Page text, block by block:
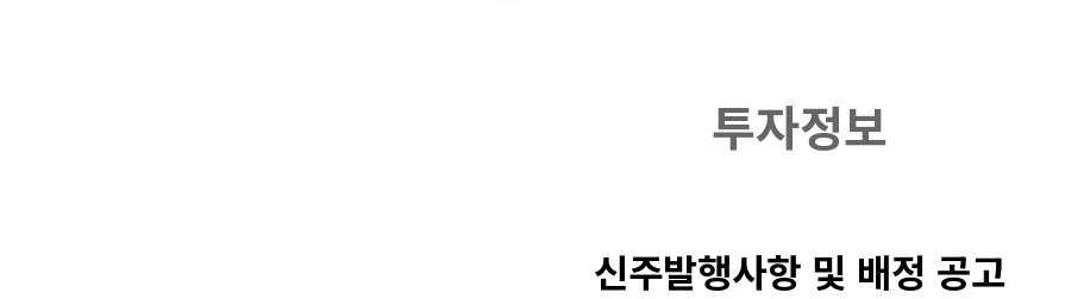
투자정보
신주발행사항 및 배정 공고